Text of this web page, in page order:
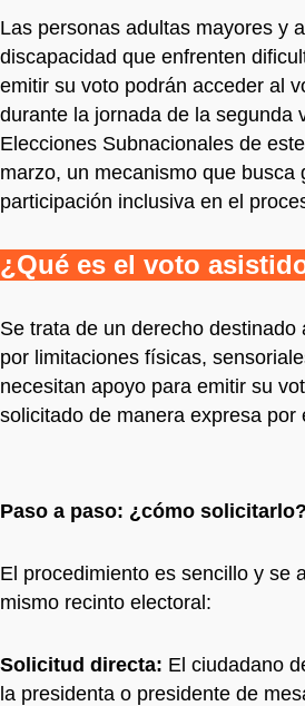
Las personas adultas mayores y
discapacidad que enfrenten
emitir su voto podrán acceder al
durante la jornada de la segunda
Elecciones Subnacionales de
marzo, un mecanismo que busca
participación inclusiva en el
¿Qué es el voto
Se trata de un derecho destinado
por limitaciones físicas,
necesitan apoyo para emitir su
solicitado de manera expresa por
Paso a paso: ¿cómo solicitarlo?
El procedimiento es sencillo y se
mismo recinto electoral:
Solicitud directa: El ciudadano
la presidenta o presidente de